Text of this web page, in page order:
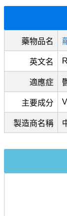
藥物品名
英文名
適應症
主要成分
製造商名稱